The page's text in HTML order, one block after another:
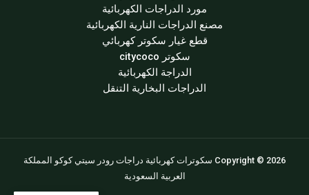
مورد الدراجات الكهربائية
مصنع الدراجات النارية الكهربائية
قطع غيار سكوتر كهربائي
سكوتر citycoco
الدراجة الكهربائية
الدراجات البخارية التنقل
Copyright © 2026 سكوترات كهربائية دراجات رودر سيتي كوكو المملكة
العربية السعودية